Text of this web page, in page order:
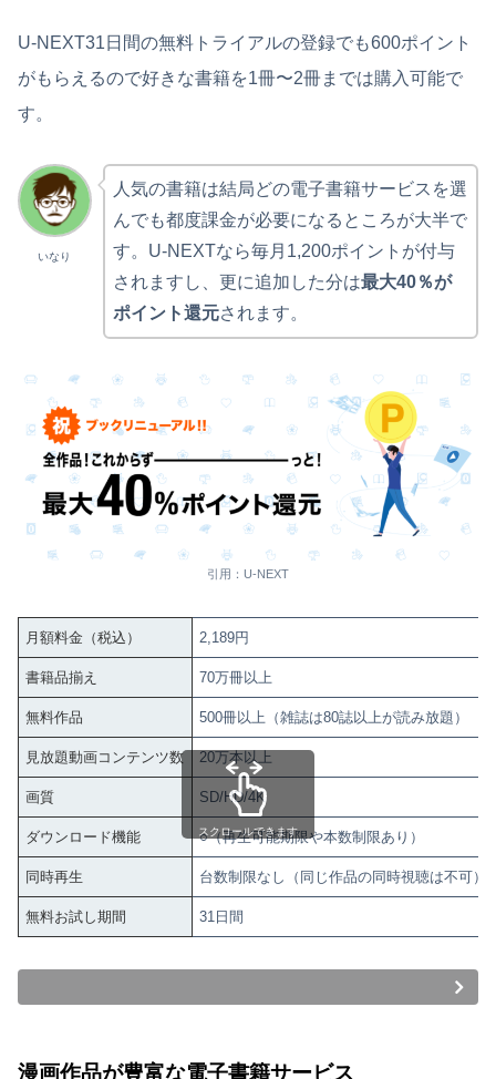
U-NEXT31日間の無料トライアルの登録でも600ポイント
がもらえるので好きな書籍を1冊〜2冊までは購入可能で
す。
いなり
人気の書籍は結局どの電子書籍サービスを選
んでも都度課金が必要になるところが大半で
す。U-NEXTなら毎月1,200ポイントが付与
されますし、更に追加した分は最大40％が
ポイント還元されます。
引用：U-NEXT
月額料金（税込） 2,189円
書籍品揃え 70万冊以上
無料作品 500冊以上（雑誌は80誌以上が読み放題）
見放題動画コンテンツ数 20万本以上
画質 SD/HD/4K
ダウンロード機能 ○（再生可能期限や本数制限あり）
同時再生 台数制限なし（同じ作品の同時視聴は不可）
無料お試し期間 31日間
スクロールできます
漫画作品が豊富な電子書籍サービス